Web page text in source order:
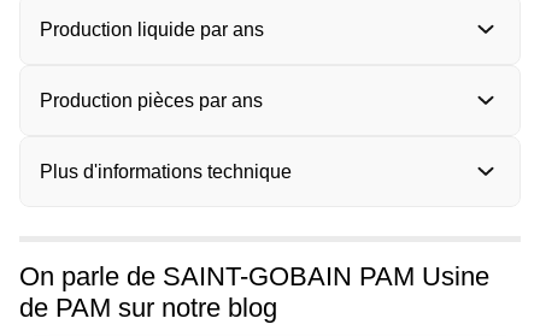
Production liquide par ans
Production pièces par ans
Plus d'informations technique
On parle de SAINT-GOBAIN PAM Usine
de PAM sur notre blog